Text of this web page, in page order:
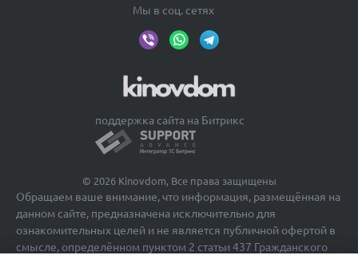
Мы в соц. сетях
© 2026 Kinovdom, Все права защищены
поддержка сайта на Битрикс
Обращаем ваше внимание, что информация, размещённая на
данном сайте, предназначена исключительно для
ознакомительных целей и не является публичной офертой в
смысле, определённом пунктом 2 статьи 437 Гражданского